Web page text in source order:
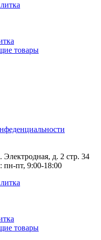
товары
Электродная, д. 2 стр. 34
пн-пт, 9:00-18:00
товары